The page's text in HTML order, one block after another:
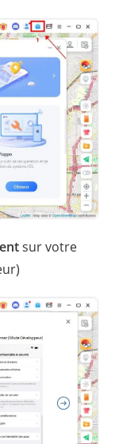
sur votre